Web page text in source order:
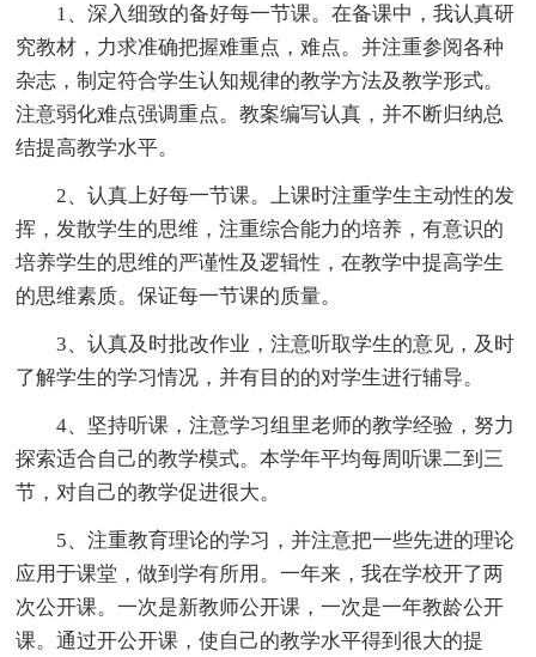
1、深入细致的备好每一节课。在备课中，我认真研
究教材，力求准确把握难重点，难点。并注重参阅各种
杂志，制定符合学生认知规律的教学方法及教学形式。
注意弱化难点强调重点。教案编写认真，并不断归纳总
结提高教学水平。
2、认真上好每一节课。上课时注重学生主动性的发
挥，发散学生的思维，注重综合能力的培养，有意识的
培养学生的思维的严谨性及逻辑性，在教学中提高学生
的思维素质。保证每一节课的质量。
3、认真及时批改作业，注意听取学生的意见，及时
了解学生的学习情况，并有目的的对学生进行辅导。
4、坚持听课，注意学习组里老师的教学经验，努力
探索适合自己的教学模式。本学年平均每周听课二到三
节，对自己的教学促进很大。
5、注重教育理论的学习，并注意把一些先进的理论
应用于课堂，做到学有所用。一年来，我在学校开了两
次公开课。一次是新教师公开课，一次是一年教龄公开
课。通过开公开课，使自己的教学水平得到很大的提